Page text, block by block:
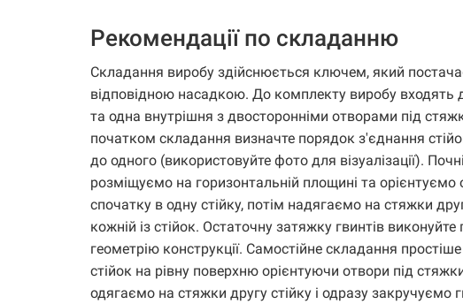
Рекомендації по складанню
Складання виробу здійснюється ключем, який
відповідною насадкою. До комплекту виробу входять
та одна внутрішня з двосторонніми отворами під
початком складання визначте порядок з'єднання
до одного (використовуйте фото для візуалізації).
розміщуємо на горизонтальній площині та
спочатку в одну стійку, потім надягаємо на стяжки
кожній із стійок. Остаточну затяжку гвинтів
геометрію конструкції. Самостійне складання
стійок на рівну поверхню орієнтуючи отвори під
одягаємо на стяжки другу стійку і одразу закручуємо